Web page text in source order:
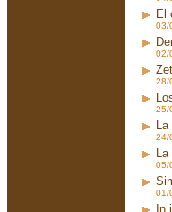
El
03/
02/
28/
25/
24/
05/
01/
In